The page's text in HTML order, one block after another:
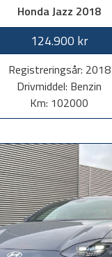
Honda Jazz 2018
124.900 kr
Registreringsår: 2018
Drivmiddel: Benzin
Km: 102000